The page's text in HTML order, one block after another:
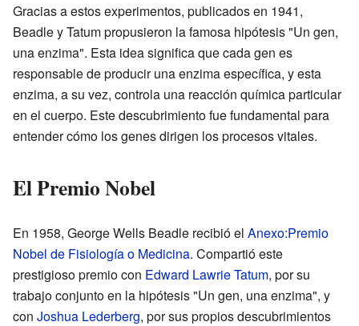
Gracias a estos experimentos, publicados en 1941,
Beadle y Tatum propusieron la famosa hipótesis "Un gen,
una enzima". Esta idea significa que cada gen es
responsable de producir una enzima específica, y esta
enzima, a su vez, controla una reacción química particular
en el cuerpo. Este descubrimiento fue fundamental para
entender cómo los genes dirigen los procesos vitales.
El Premio Nobel
En 1958, George Wells Beadle recibió el Anexo:Premio
Nobel de Fisiología o Medicina. Compartió este
prestigioso premio con Edward Lawrie Tatum, por su
trabajo conjunto en la hipótesis "Un gen, una enzima", y
con Joshua Lederberg, por sus propios descubrimientos